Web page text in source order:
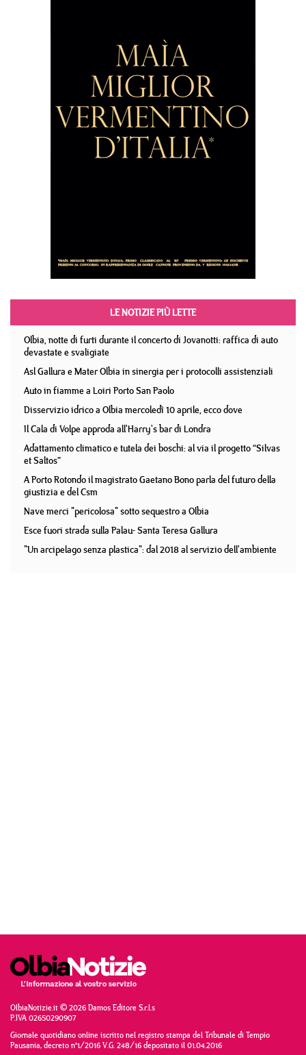
LE NOTIZIE PIÙ LETTE
Olbia, notte di furti durante il concerto di Jovanotti: raffica di auto
devastate e svaligiate
Asl Gallura e Mater Olbia in sinergia per i protocolli assistenziali
Auto in fiamme a Loiri Porto San Paolo
Disservizio idrico a Olbia mercoledì 10 aprile, ecco dove
Il Cala di Volpe approda all'Harry's bar di Londra
Adattamento climatico e tutela dei boschi: al via il progetto “Silvas
et Saltos”
A Porto Rotondo il magistrato Gaetano Bono parla del futuro della
giustizia e del Csm
Nave merci "pericolosa" sotto sequestro a Olbia
Esce fuori strada sulla Palau- Santa Teresa Gallura
"Un arcipelago senza plastica": dal 2018 al servizio dell'ambiente
OlbiaNotizie.it © 2026 Damos Editore S.r.l.s
P.IVA 02650290907
Giornale quotidiano online iscritto nel registro stampa del Tribunale di Tempio
Pausania, decreto n°1/2016 V.G. 248/16 depositato il 01.04.2016